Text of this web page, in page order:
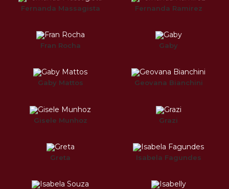
Fernanda Massagista Fernanda Ramirez
Fran Rocha Gaby
Gaby Mattos Geovana Bianchini
Gisele Munhoz Grazi
Greta Isabela Fagundes